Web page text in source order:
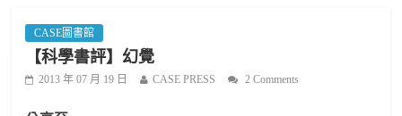
CASE圖書館
【科學書評】幻覺
2013 年 07 月 19 日 CASE PRESS 2 Comments